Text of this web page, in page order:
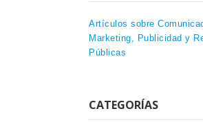
Artículos sobre
Marketing, Publicidad y
Públicas
CATEGORÍAS